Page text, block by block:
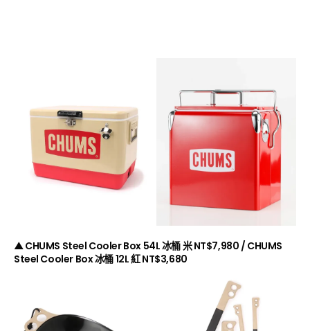
▲ CHUMS Steel Cooler Box 54L 冰桶 米 NT$7,980 / CHUMS
Steel Cooler Box 冰桶 12L 紅 NT$3,680